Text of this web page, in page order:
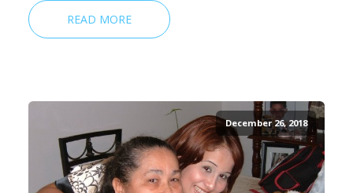
READ MORE
December 26, 2018